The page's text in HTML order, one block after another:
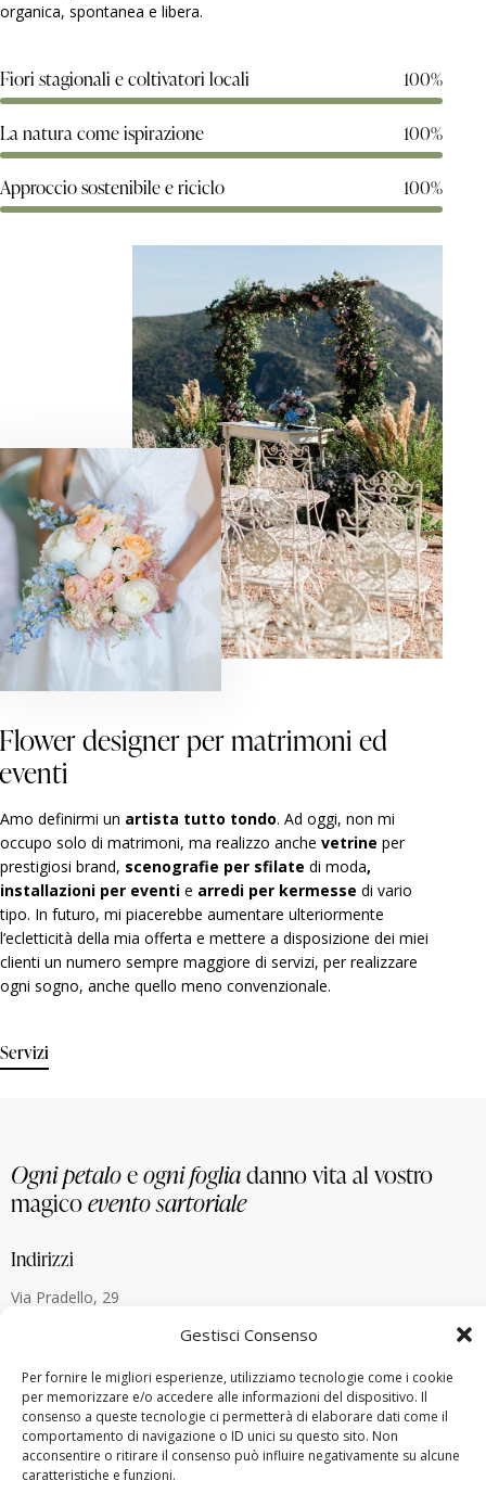
Gestisci Consenso
Per fornire le migliori esperienze, utilizziamo tecnologie come i cookie
per memorizzare e/o accedere alle informazioni del dispositivo. Il
consenso a queste tecnologie ci permetterà di elaborare dati come il
comportamento di navigazione o ID unici su questo sito. Non
acconsentire o ritirare il consenso può influire negativamente su alcune
caratteristiche e funzioni.
organica, spontanea e libera.
Fiori stagionali e coltivatori locali 100%
La natura come ispirazione 100%
Approccio sostenibile e riciclo 100%
Flower designer per matrimoni ed
eventi
Amo definirmi un artista tutto tondo. Ad oggi, non mi
occupo solo di matrimoni, ma realizzo anche vetrine per
prestigiosi brand, scenografie per sfilate di moda,
installazioni per eventi e arredi per kermesse di vario
tipo. In futuro, mi piacerebbe aumentare ulteriormente
l’ecletticità della mia offerta e mettere a disposizione dei miei
clienti un numero sempre maggiore di servizi, per realizzare
ogni sogno, anche quello meno convenzionale.
Servizi
Ogni petaloeogni fogliadanno vita al vostro
magicoevento sartoriale
Indirizzi
Via Pradello, 29
Lugano, Svizzera
Contatti
alberto.menegardi@gmail.com